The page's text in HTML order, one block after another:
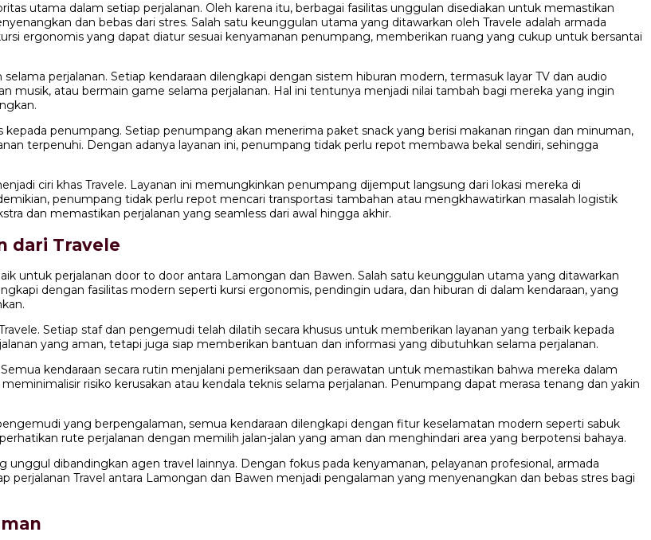
utama dalam setiap perjalanan. Oleh karena itu, berbagai fasilitas unggulan disediakan untuk memastikan
dan bebas dari stres. Salah satu keunggulan utama yang ditawarkan oleh Travele adalah armada
ergonomis yang dapat diatur sesuai kenyamanan penumpang, memberikan ruang yang cukup untuk bersantai
perjalanan. Setiap kendaraan dilengkapi dengan sistem hiburan modern, termasuk layar TV dan audio
atau bermain game selama perjalanan. Hal ini tentunya menjadi nilai tambah bagi mereka yang ingin
kepada penumpang. Setiap penumpang akan menerima paket snack yang berisi makanan ringan dan minuman,
terpenuhi. Dengan adanya layanan ini, penumpang tidak perlu repot membawa bekal sendiri, sehingga
ciri khas Travele. Layanan ini memungkinkan penumpang dijemput langsung dari lokasi mereka di
penumpang tidak perlu repot mencari transportasi tambahan atau mengkhawatirkan masalah logistik
dan memastikan perjalanan yang seamless dari awal hingga akhir.
dari Travele
untuk perjalanan door to door antara Lamongan dan Bawen. Salah satu keunggulan utama yang ditawarkan
dengan fasilitas modern seperti kursi ergonomis, pendingin udara, dan hiburan di dalam kendaraan, yang
Setiap staf dan pengemudi telah dilatih secara khusus untuk memberikan layanan yang terbaik kepada
yang aman, tetapi juga siap memberikan bantuan dan informasi yang dibutuhkan selama perjalanan.
kendaraan secara rutin menjalani pemeriksaan dan perawatan untuk memastikan bahwa mereka dalam
risiko kerusakan atau kendala teknis selama perjalanan. Penumpang dapat merasa tenang dan yakin
yang berpengalaman, semua kendaraan dilengkapi dengan fitur keselamatan modern seperti sabuk
rute perjalanan dengan memilih jalan-jalan yang aman dan menghindari area yang berpotensi bahaya.
dibandingkan agen travel lainnya. Dengan fokus pada kenyamanan, pelayanan profesional, armada
perjalanan Travel antara Lamongan dan Bawen menjadi pengalaman yang menyenangkan dan bebas stres bagi